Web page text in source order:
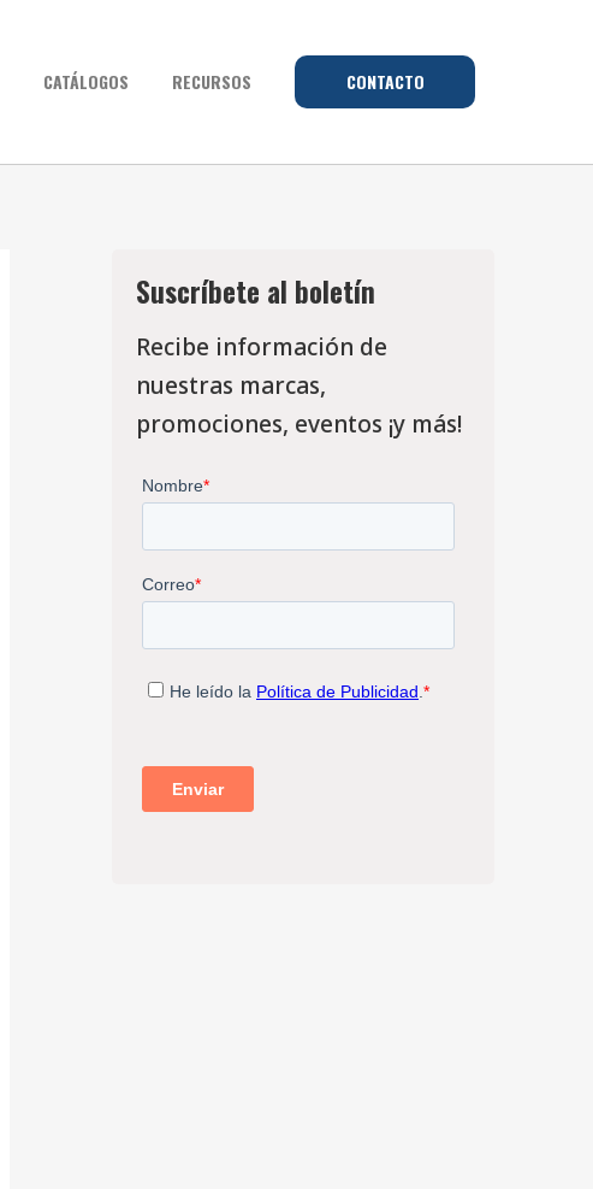
CATÁLOGOS RECURSOS CONTACTO
Suscríbete al boletín
Recibe información de
nuestras marcas,
promociones, eventos ¡y más!